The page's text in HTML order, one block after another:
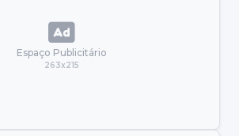
Espaço Publicitário
263x215